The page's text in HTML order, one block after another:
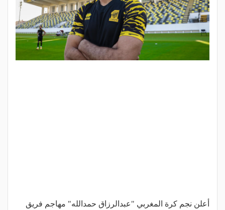
أعلن نجم كرة المغربي "عبدالرزاق حمدالله" مهاجم فريق